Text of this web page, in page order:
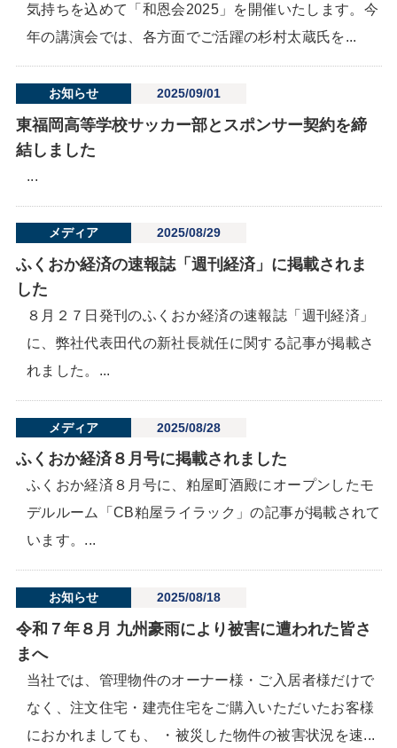
気持ちを込めて「和恩会2025」を開催いたします。今
年の講演会では、各方面でご活躍の杉村太蔵氏を...
お知らせ 2025/09/01
東福岡高等学校サッカー部とスポンサー契約を締
結しました
...
メディア 2025/08/29
ふくおか経済の速報誌「週刊経済」に掲載されま
した
８月２７日発刊のふくおか経済の速報誌「週刊経済」
に、弊社代表田代の新社長就任に関する記事が掲載さ
れました。...
メディア 2025/08/28
ふくおか経済８月号に掲載されました
ふくおか経済８月号に、粕屋町酒殿にオープンしたモ
デルルーム「CB粕屋ライラック」の記事が掲載されて
います。...
お知らせ 2025/08/18
令和７年８月 九州豪雨により被害に遭われた皆さ
まへ
当社では、管理物件のオーナー様・ご入居者様だけで
なく、注文住宅・建売住宅をご購入いただいたお客様
におかれましても、 ・被災した物件の被害状況を速...